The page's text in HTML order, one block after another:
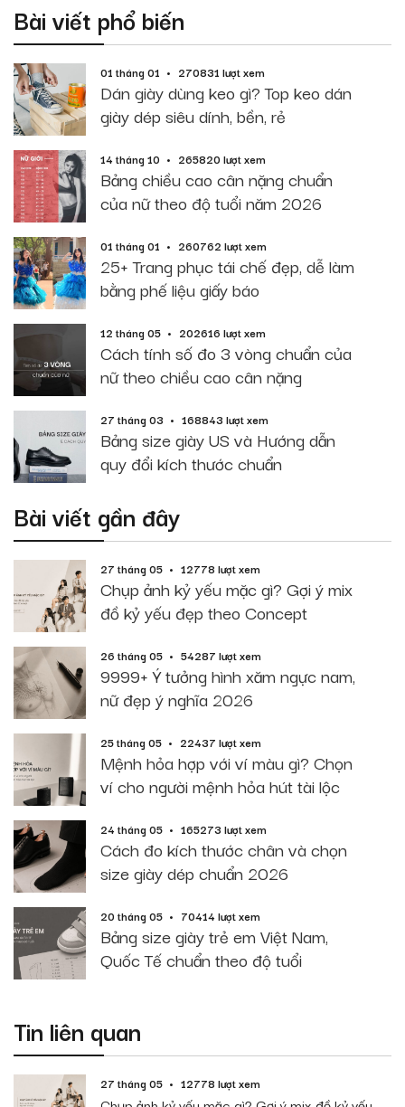
Bài viết phổ biến
01 tháng 01 270831 lượt xem
Dán giày dùng keo gì? Top keo dán
giày dép siêu dính, bền, rẻ
14 tháng 10 265820 lượt xem
Bảng chiều cao cân nặng chuẩn
của nữ theo độ tuổi năm 2026
01 tháng 01 260762 lượt xem
25+ Trang phục tái chế đẹp, dễ làm
bằng phế liệu giấy báo
12 tháng 05 202616 lượt xem
Cách tính số đo 3 vòng chuẩn của
nữ theo chiều cao cân nặng
27 tháng 03 168843 lượt xem
Bảng size giày US và Hướng dẫn
quy đổi kích thước chuẩn
Bài viết gần đây
27 tháng 05 12778 lượt xem
Chụp ảnh kỷ yếu mặc gì? Gợi ý mix
đồ kỷ yếu đẹp theo Concept
26 tháng 05 54287 lượt xem
9999+ Ý tưởng hình xăm ngực nam,
nữ đẹp ý nghĩa 2026
25 tháng 05 22437 lượt xem
Mệnh hỏa hợp với ví màu gì? Chọn
ví cho người mệnh hỏa hút tài lộc
24 tháng 05 165273 lượt xem
Cách đo kích thước chân và chọn
size giày dép chuẩn 2026
20 tháng 05 70414 lượt xem
Bảng size giày trẻ em Việt Nam,
Quốc Tế chuẩn theo độ tuổi
Tin liên quan
27 tháng 05 12778 lượt xem